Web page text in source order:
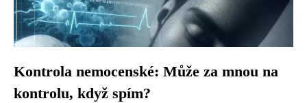
Kontrola nemocenské: Může za mnou na
kontrolu, když spím?